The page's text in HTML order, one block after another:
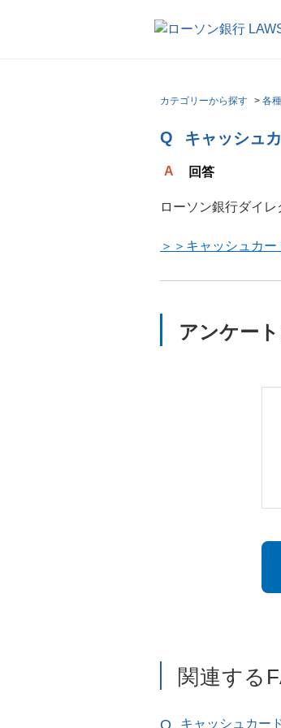
カテゴリーから探す > 各
キャッシュ
回答
ローソン銀行ダイ
＞＞キャッシュカ
アンケー
関連する
キャッシュカー